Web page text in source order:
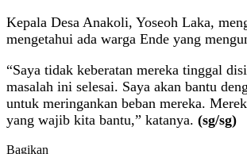
Kepala Desa Anakoli, Yoseoh Laka,
mengetahui ada warga Ende yang
“Saya tidak keberatan mereka tinggal
masalah ini selesai. Saya akan bantu
untuk meringankan beban mereka.
yang wajib kita bantu,” katanya. (sg/sg)
Bagikan